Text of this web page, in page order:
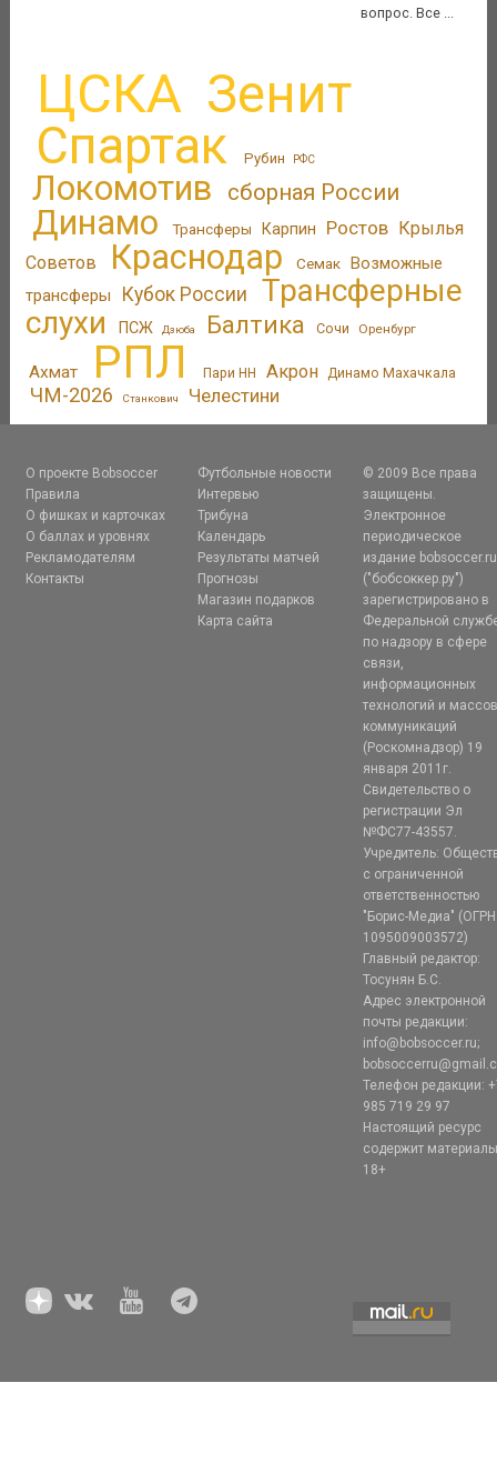
вопрос. Все ...
ЦСКА Зенит
Спартак Рубин РФС
Локомотив сборная России
Динамо Трансферы Карпин Ростов Крылья
Советов
Краснодар Семак Возможные
трансферы
Кубок России
Трансферные
слухи
ПСЖ Дзюба Балтика Сочи Оренбург
Ахмат РПЛ Пари НН Акрон Динамо Махачкала
ЧМ-2026 Станкович Челестини
О проекте Bobsoccer
Правила
О фишках и карточках
О баллах и уровнях
Рекламодателям
Контакты
Футбольные новости
Интервью
Трибуна
Календарь
Результаты матчей
Прогнозы
Магазин подарков
Карта сайта
© 2009 Все права
защищены.
Электронное
периодическое
издание bobsoccer.ru
("бобсоккер.ру")
зарегистрировано в
Федеральной
по надзору в сфере
связи,
информационных
технологий и
коммуникаций
(Роскомнадзор) 19
января 2011г.
Свидетельство о
регистрации Эл
№ФС77-43557.
Учредитель:
с ограниченной
ответственностью
"Борис-Медиа" (ОГРН
1095009003572)
Главный редактор:
Тосунян Б.С.
Адрес электронной
почты редакции:
info@bobsoccer.ru;
Телефон редакции:
985 719 29 97
Настоящий ресурс
содержит
18+